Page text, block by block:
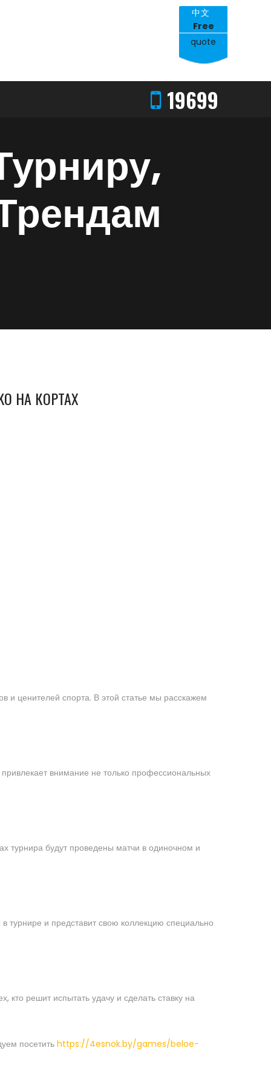
中文
Free
quote
19699
НА КОРТАХ
и ценителей спорта. В этой статье мы расскажем
внимание не только профессиональных
будут проведены матчи в одиночном и
турнире и представит свою коллекцию специально
решит испытать удачу и сделать ставку на
посетить https://4esnok.by/games/beloe-